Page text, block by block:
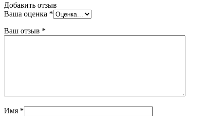
Добавить отзыв
Ваша оценка *
Ваш отзыв *
Имя *